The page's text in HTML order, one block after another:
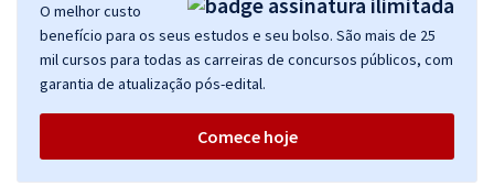
O melhor custo
benefício para os seus estudos e seu bolso. São mais de 25
mil cursos para todas as carreiras de concursos públicos, com
garantia de atualização pós-edital.
Comece hoje